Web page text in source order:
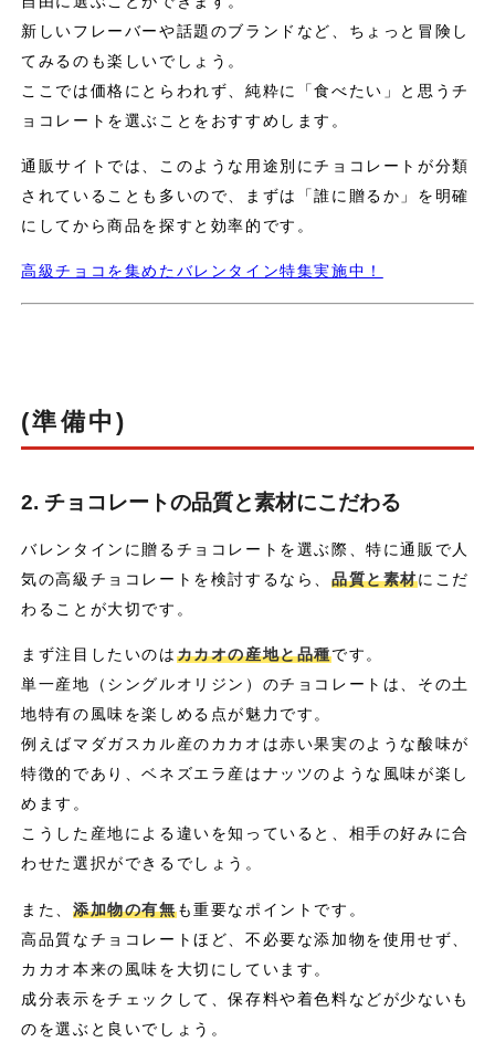
新しいフレーバーや話題のブランドなど、ちょっと冒険し
てみるのも楽しいでしょう。
ここでは価格にとらわれず、純粋に「食べたい」と思うチ
ョコレートを選ぶことをおすすめします。
通販サイトでは、このような用途別にチョコレートが分類
されていることも多いので、まずは「誰に贈るか」を明確
にしてから商品を探すと効率的です。
高級チョコを集めたバレンタイン特集実施中！
(準備中)
2. チョコレートの品質と素材にこだわる
バレンタインに贈るチョコレートを選ぶ際、特に通販で人
気の高級チョコレートを検討するなら、 品質と素材にこだ
わることが大切です。
まず注目したいのはカカオの産地と品種です。
単一産地（シングルオリジン）のチョコレートは、その土
地特有の風味を楽しめる点が魅力です。
例えばマダガスカル産のカカオは赤い果実のような酸味が
特徴的であり、ベネズエラ産はナッツのような風味が楽し
めます。
こうした産地による違いを知っていると、相手の好みに合
わせた選択ができるでしょう。
また、 添加物の有無も重要なポイントです。
高品質なチョコレートほど、不必要な添加物を使用せず、
カカオ本来の風味を大切にしています。
成分表示をチェックして、保存料や着色料などが少ないも
のを選ぶと良いでしょう。